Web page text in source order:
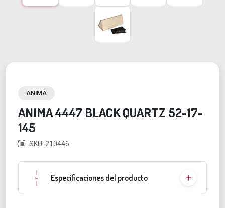
ANIMA
ANIMA 4447 BLACK QUARTZ 52-17-
145
SKU: 210446
Especificaciones del producto